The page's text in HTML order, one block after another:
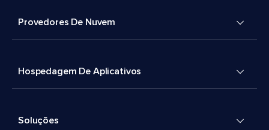
Provedores De Nuvem
Hospedagem De Aplicativos
Soluções